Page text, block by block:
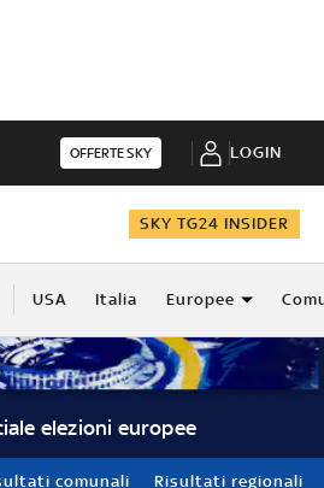
OFFERTE SKY LOGIN
SKY TG24 INSIDER
USA Italia Europee
elezioni europee
comunali Risultati regionali